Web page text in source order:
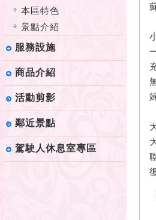
本區特色
景點介紹
服務設施
商品介紹
活動剪影
鄰近景點
駕駛人休息室專區